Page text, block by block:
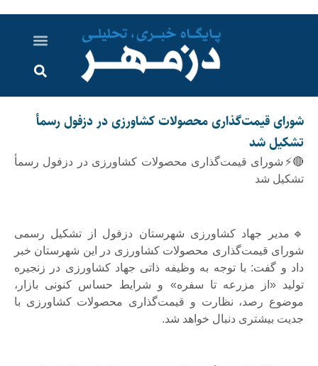
شورای قیمت‌گذاری محصولات کشاورزی در دزفول رسمأ
تشکیل شد
🔴⚡شورای قیمت‌گذاری محصولات کشاورزی در دزفول رسمأ
تشکیل شد
🔹مدیر جهاد کشاورزی شهرستان دزفول از تشکیل رسمی
شورای قیمت‌گذاری محصولات کشاورزی در این شهرستان خبر
داد و گفت: با توجه به وظیفه ذاتی جهاد کشاورزی در زنجیره
تولید «از مزرعه تا سفره» و شرایط حساس کنونی بازار،
موضوع رصد، نظارت و قیمت‌گذاری محصولات کشاورزی با
جدیت بیشتری دنبال خواهد شد.